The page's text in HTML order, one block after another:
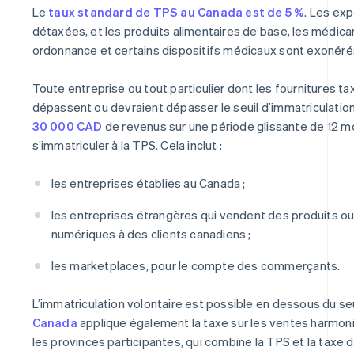
Le taux standard de TPS au Canada est de 5 %. Les
détaxées, et les produits alimentaires de base, les
ordonnance et certains dispositifs médicaux sont
Toute entreprise ou tout particulier dont les fournitures
dépassent ou devraient dépasser le seuil
30 000 CAD de revenus sur une période glissante de 12
s’immatriculer à la TPS. Cela inclut :
les entreprises établies au Canada ;
les entreprises étrangères qui vendent des produits
numériques à des clients canadiens ;
les marketplaces, pour le compte des commerçants.
L’immatriculation volontaire est possible en dessous du
Canada applique également la taxe sur les ventes
les provinces participantes, qui combine la TPS et la taxe